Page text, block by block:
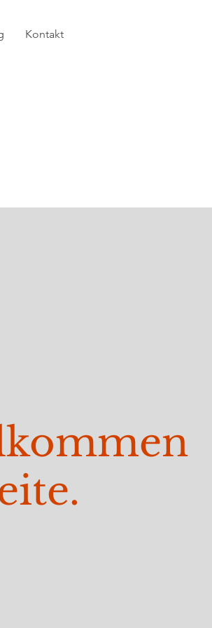
Kontakt